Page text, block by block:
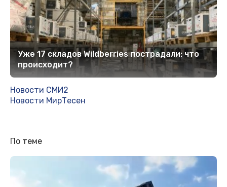
Уже 17 складов Wildberries пострадали: что
происходит?
Новости СМИ2
Новости МирТесен
По теме